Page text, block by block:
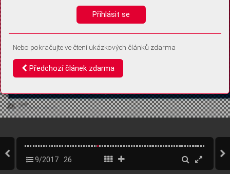
9/2017 26
Přihlásit se
Nebo pokračujte ve čtení ukázkových článků zdarma
Předchozí článek zdarma